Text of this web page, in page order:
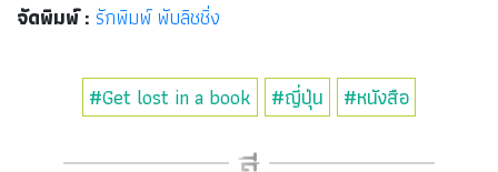
จัดพิมพ์ : รักพิมพ์ พับลิชชิ่ง
#Get lost in a book #ญี่ปุ่น #หนังสือ